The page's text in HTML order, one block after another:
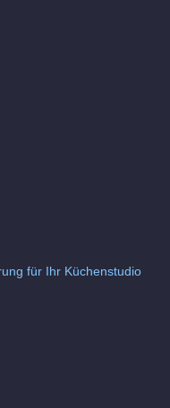
für Ihr Küchenstudio